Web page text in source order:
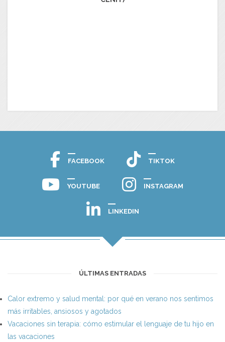
FACEBOOK TIKTOK
YOUTUBE INSTAGRAM
LINKEDIN
ÚLTIMAS ENTRADAS
Calor extremo y salud mental: por qué en verano nos sentimos
más irritables, ansiosos y agotados
Vacaciones sin terapia: cómo estimular el lenguaje de tu hijo en
las vacaciones